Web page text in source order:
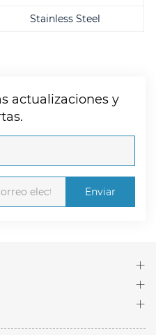
Stainless Steel
actualizaciones y
Enviar